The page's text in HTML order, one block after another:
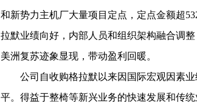
和新势力主机厂大量项目定点，定点金额超
拉默业绩向好，内部人员和组织架构融合调
美洲复苏迹象显现，带动盈利回暖。
公司自收购格拉默以来因国际宏观因素业
平。得益于整椅等新兴业务的快速发展和传